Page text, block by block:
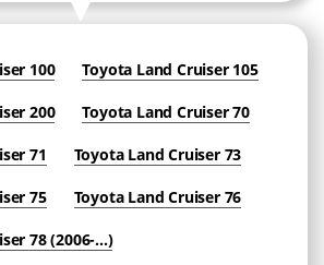
100 Toyota Land Cruiser 105
200 Toyota Land Cruiser 70
71 Toyota Land Cruiser 73
75 Toyota Land Cruiser 76
78 (2006-...)